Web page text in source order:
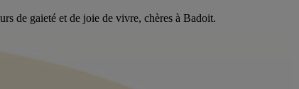
de gaieté et de joie de vivre, chères à Badoit.